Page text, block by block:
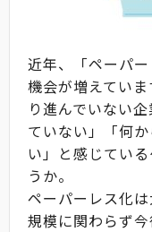
近年、「ペーパ
機会が増えてい
り進んでいない
ていない」「何
い」と感じてい
うか。
ペーパーレス化
規模に関わらず